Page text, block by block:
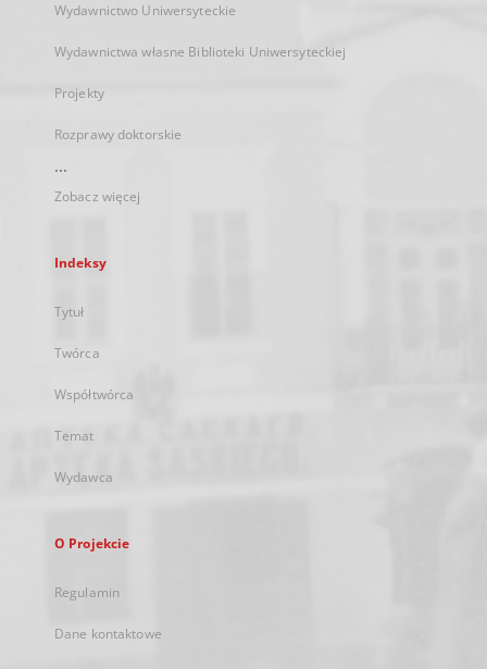
Wydawnictwo Uniwersyteckie
Wydawnictwa własne Biblioteki Uniwersyteckiej
Projekty
Rozprawy doktorskie
...
Zobacz więcej
Indeksy
Tytuł
Twórca
Współtwórca
Temat
Wydawca
O Projekcie
Regulamin
Dane kontaktowe